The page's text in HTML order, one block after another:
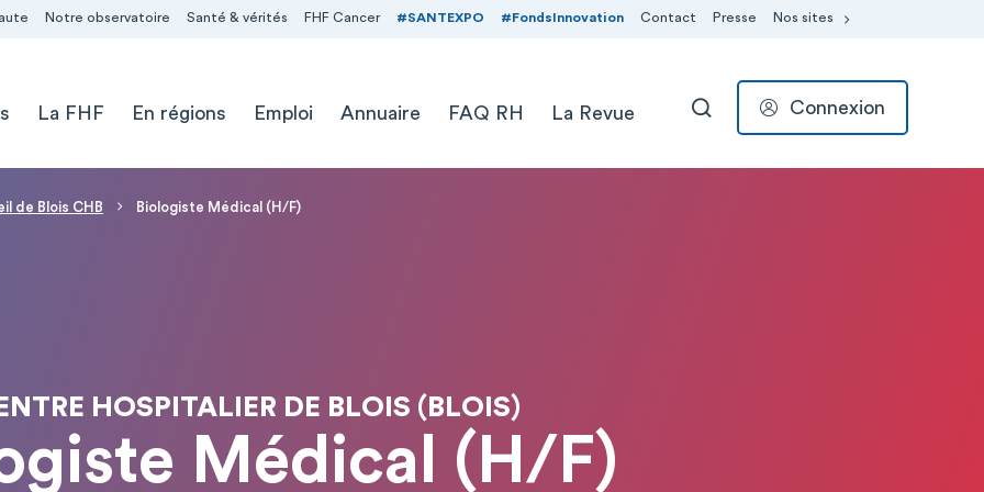
Notre observatoire Santé & vérités FHF Cancer #SANTEXPO #FondsInnovation Contact Presse Nos sites
La FHF En régions Emploi Annuaire FAQ RH La Revue RECHERCHER
Connexion
de Blois CHB Biologiste Médical (H/F)
HOSPITALIER DE BLOIS (BLOIS)
Médical (H/F)